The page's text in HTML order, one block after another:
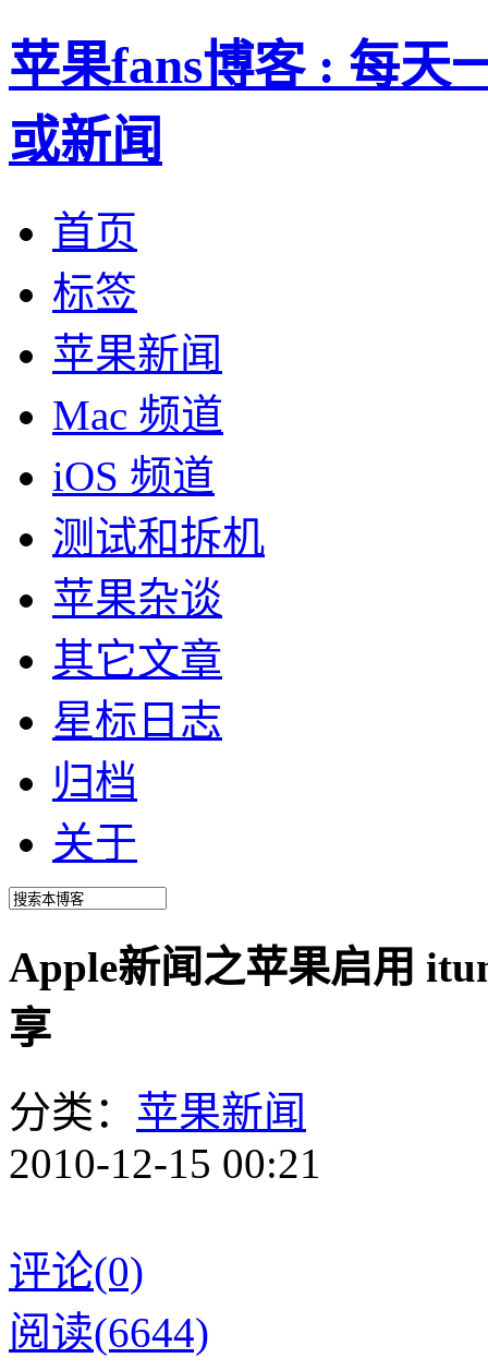
苹果fans博客 : 每天
或新闻
首页
标签
苹果新闻
Mac 频道
iOS 频道
测试和拆机
苹果杂谈
其它文章
星标日志
归档
关于
Apple新闻之苹果启用
享
分类： 苹果新闻
2010-12-15 00:21
评论(0)
阅读(6644)